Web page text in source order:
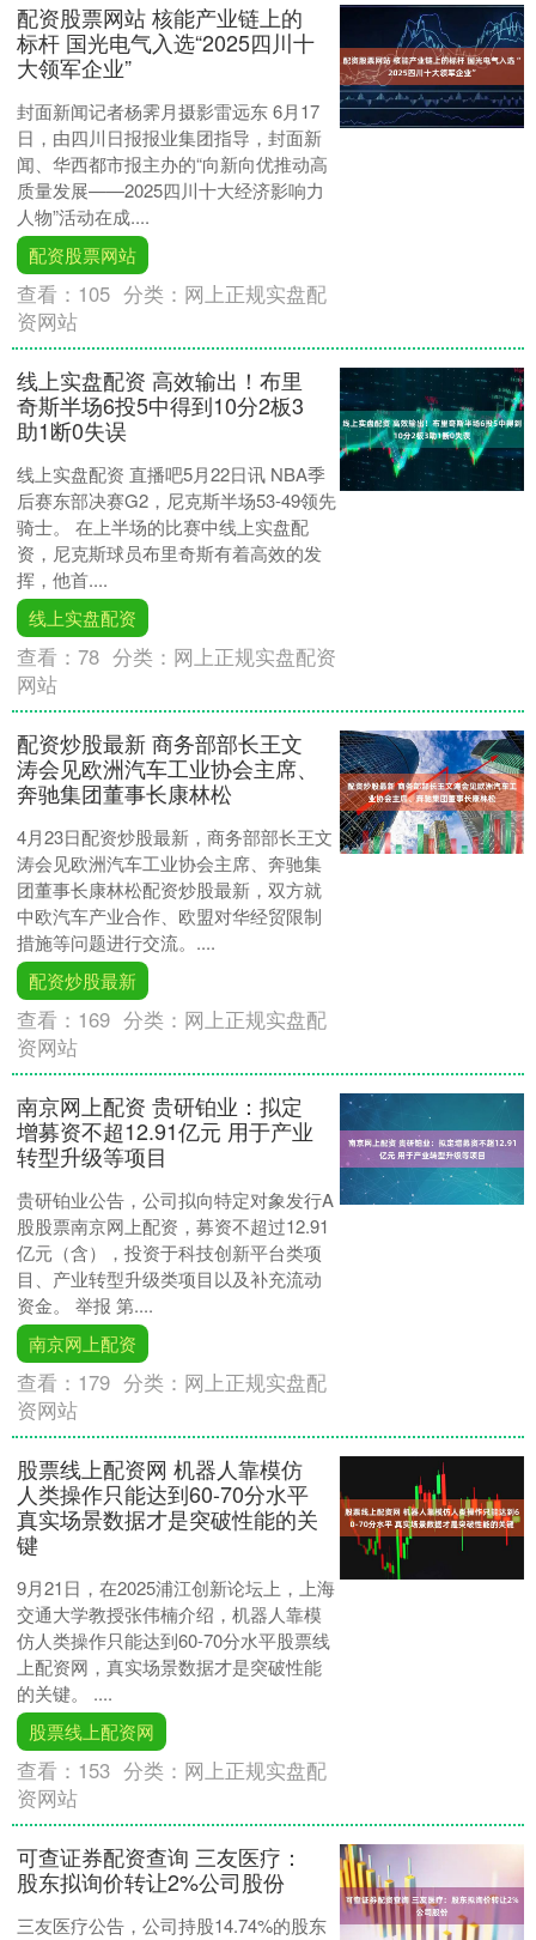
配资股票网站 核能产业链上的
标杆 国光电气入选“2025四川十
大领军企业”
封面新闻记者杨霁月摄影雷远东 6月17
日，由四川日报报业集团指导，封面新
闻、华西都市报主办的“向新向优推动高
质量发展——2025四川十大经济影响力
人物”活动在成....
配资股票网站
查看： 105 分类： 网上正规实盘配
资网站
线上实盘配资 高效输出！布里
奇斯半场6投5中得到10分2板3
助1断0失误
线上实盘配资 直播吧5月22日讯 NBA季
后赛东部决赛G2，尼克斯半场53-49领先
骑士。 在上半场的比赛中线上实盘配
资，尼克斯球员布里奇斯有着高效的发
挥，他首....
线上实盘配资
查看：78 分类： 网上正规实盘配资
网站
配资炒股最新 商务部部长王文
涛会见欧洲汽车工业协会主席、
奔驰集团董事长康林松
4月23日配资炒股最新，商务部部长王文
涛会见欧洲汽车工业协会主席、奔驰集
团董事长康林松配资炒股最新，双方就
中欧汽车产业合作、欧盟对华经贸限制
措施等问题进行交流。....
配资炒股最新
查看： 169 分类： 网上正规实盘配
资网站
南京网上配资 贵研铂业：拟定
增募资不超12.91亿元 用于产业
转型升级等项目
贵研铂业公告，公司拟向特定对象发行A
股股票南京网上配资，募资不超过12.91
亿元（含），投资于科技创新平台类项
目、产业转型升级类项目以及补充流动
资金。 举报 第....
南京网上配资
查看： 179 分类： 网上正规实盘配
资网站
股票线上配资网 机器人靠模仿
人类操作只能达到60-70分水平
真实场景数据才是突破性能的关
键
9月21日，在2025浦江创新论坛上，上海
交通大学教授张伟楠介绍，机器人靠模
仿人类操作只能达到60-70分水平股票线
上配资网，真实场景数据才是突破性能
的关键。 ....
股票线上配资网
查看： 153 分类： 网上正规实盘配
资网站
可查证券配资查询 三友医疗：
股东拟询价转让2%公司股份
三友医疗公告，公司持股14.74%的股东